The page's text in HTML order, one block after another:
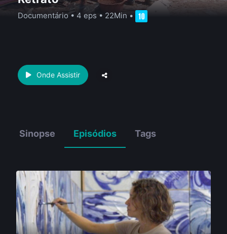
Documentário • 4 eps • 22Min •
Onde Assistir
Sinopse Episódios Tags